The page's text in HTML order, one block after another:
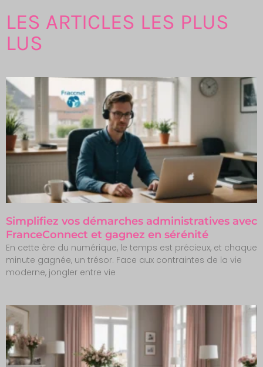
LES ARTICLES LES PLUS
LUS
Simplifiez vos démarches administratives avec
FranceConnect et gagnez en sérénité
En cette ère du numérique, le temps est précieux, et chaque
minute gagnée, un trésor. Face aux contraintes de la vie
moderne, jongler entre vie